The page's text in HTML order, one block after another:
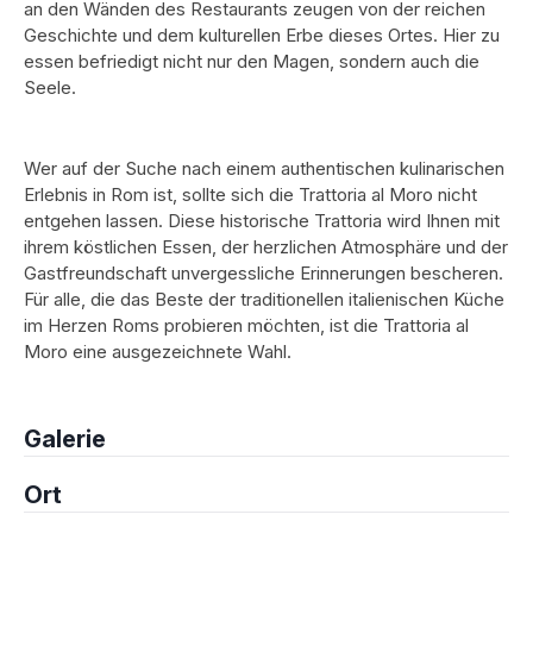
an den Wänden des Restaurants zeugen von der reichen
Geschichte und dem kulturellen Erbe dieses Ortes. Hier zu
essen befriedigt nicht nur den Magen, sondern auch die
Seele.
Wer auf der Suche nach einem authentischen kulinarischen
Erlebnis in Rom ist, sollte sich die Trattoria al Moro nicht
entgehen lassen. Diese historische Trattoria wird Ihnen mit
ihrem köstlichen Essen, der herzlichen Atmosphäre und der
Gastfreundschaft unvergessliche Erinnerungen bescheren.
Für alle, die das Beste der traditionellen italienischen Küche
im Herzen Roms probieren möchten, ist die Trattoria al
Moro eine ausgezeichnete Wahl.
Galerie
Ort